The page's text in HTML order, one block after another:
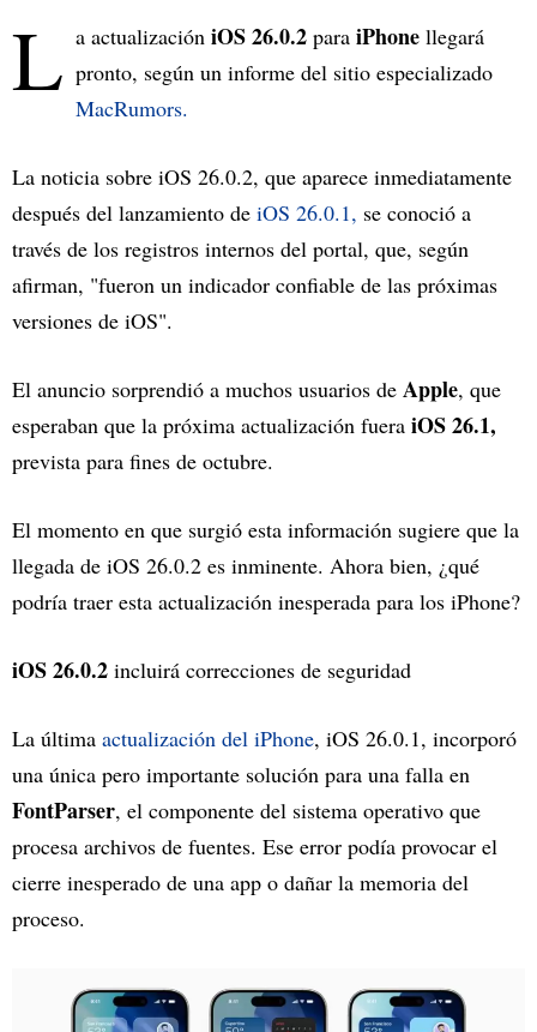
L a actualización iOS 26.0.2 para iPhone llegará
pronto, según un informe del sitio especializado
MacRumors.
La noticia sobre iOS 26.0.2, que aparece inmediatamente
después del lanzamiento de iOS 26.0.1, se conoció a
través de los registros internos del portal, que, según
afirman, "fueron un indicador confiable de las próximas
versiones de iOS".
El anuncio sorprendió a muchos usuarios de Apple, que
esperaban que la próxima actualización fuera iOS 26.1,
prevista para fines de octubre.
El momento en que surgió esta información sugiere que la
llegada de iOS 26.0.2 es inminente. Ahora bien, ¿qué
podría traer esta actualización inesperada para los iPhone?
iOS 26.0.2 incluirá correcciones de seguridad
La última actualización del iPhone, iOS 26.0.1, incorporó
una única pero importante solución para una falla en
FontParser, el componente del sistema operativo que
procesa archivos de fuentes. Ese error podía provocar el
cierre inesperado de una app o dañar la memoria del
proceso.